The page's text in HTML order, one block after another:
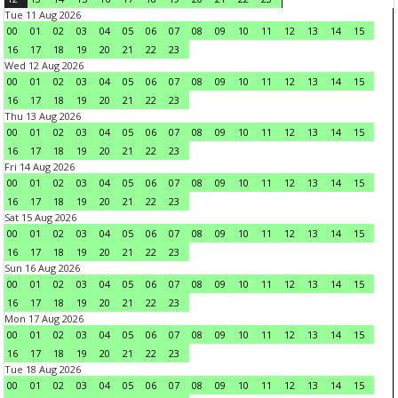
Tue 11 Aug 2026
00
01 02 03 04 05 06 07 08 09 10 11 12 13 14
15
16
17 18 19 20 21 22
23
Wed 12 Aug 2026
00
01 02 03 04 05 06 07 08 09 10 11 12 13 14
15
16
17 18 19 20 21 22
23
Thu 13 Aug 2026
00
01 02 03 04 05 06 07 08 09 10 11 12 13 14
15
16
17 18 19 20 21 22
23
Fri 14 Aug 2026
00
01 02 03 04 05 06 07 08 09 10 11 12 13 14
15
16
17 18 19 20 21 22
23
Sat 15 Aug 2026
00
01 02 03 04 05 06 07 08 09 10 11 12 13 14
15
16
17 18 19 20 21 22
23
Sun 16 Aug 2026
00
01 02 03 04 05 06 07 08 09 10 11 12 13 14
15
16
17 18 19 20 21 22
23
Mon 17 Aug 2026
00
01 02 03 04 05 06 07 08 09 10 11 12 13 14
15
16
17 18 19 20 21 22
23
Tue 18 Aug 2026
00
01 02 03 04 05 06 07 08 09 10 11 12 13 14
15